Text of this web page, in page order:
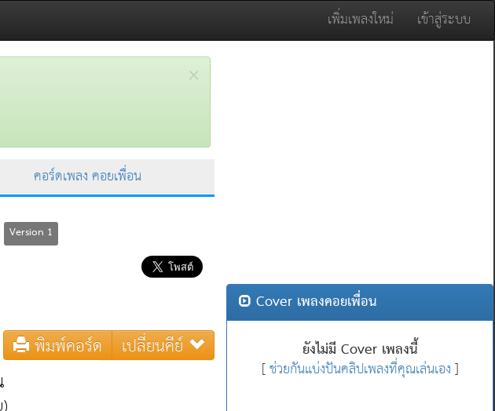
เพิ่มเพลงใหม่ เข้าสู่ระบบ
×
คอร์ดเพลง คอยเพื่อน
Version 1
พิมพ์คอร์ด เปลี่ยนคีย์
Cover เพลงคอยเพื่อน
ยังไม่มี Cover เพลงนี้
[ช่วยกันแบ่งปันคลิปเพลงที่คุณเล่นเอง]